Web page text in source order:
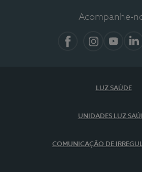
Acompanhe-
LUZ SAÚDE
UNIDADES LUZ
COMUNICAÇÃO DE